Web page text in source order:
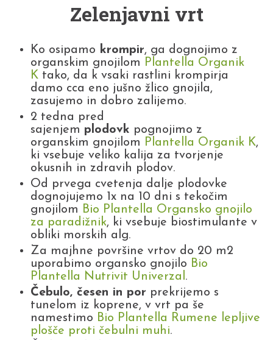
Zelenjavni vrt
Ko osipamo krompir, ga dognojimo z
organskim gnojilom Plantella Organik
K tako, da k vsaki rastlini krompirja
damo cca eno jušno žlico gnojila,
zasujemo in dobro zalijemo.
2 tedna pred
sajenjem plodovk pognojimo z
organskim gnojilom Plantella Organik K,
ki vsebuje veliko kalija za tvorjenje
okusnih in zdravih plodov.
Od prvega cvetenja dalje plodovke
dognojujemo 1x na 10 dni s tekočim
gnojilom Bio Plantella Organsko gnojilo
za paradižnik, ki vsebuje biostimulante v
obliki morskih alg.
Za majhne površine vrtov do 20 m2
uporabimo organsko gnojilo Bio
Plantella Nutrivit Univerzal.
Čebulo, česen in por prekrijemo s
tunelom iz koprene, v vrt pa še
namestimo Bio Plantella Rumene lepljive
plošče proti čebulni muhi.